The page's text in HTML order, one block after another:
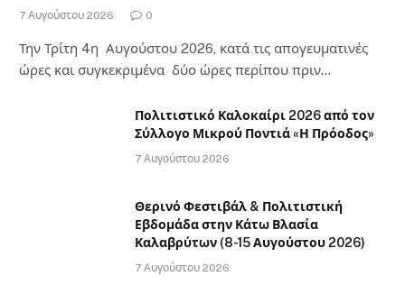
7 Αυγούστου 2026 0
Την Τρίτη 4η Αυγούστου 2026, κατά τις απογευματινές
ώρες και συγκεκριμένα δύο ώρες περίπου πριν…
Πολιτιστικό Καλοκαίρι 2026 από τον
Σύλλογο Μικρού Ποντιά «Η Πρόοδος»
7 Αυγούστου 2026
Θερινό Φεστιβάλ & Πολιτιστική
Εβδομάδα στην Κάτω Βλασία
Καλαβρύτων (8-15 Αυγούστου 2026)
7 Αυγούστου 2026